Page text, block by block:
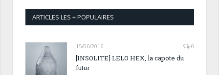
ARTICLES LES + POPULAIRES
15/06/2016 0
[INSOLITE] LELO HEX, la capote du
futur